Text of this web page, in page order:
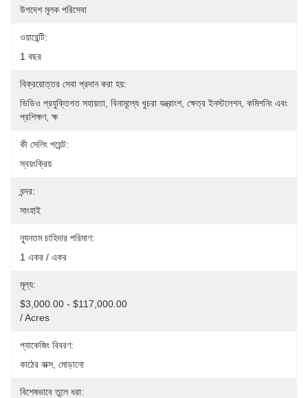
উপদেশ মূলক পরিসেবা
ওয়ারেন্টি:
1 বছর
বিক্রয়োত্তর সেবা প্রদান করা হয়:
ভিডিও প্রযুক্তিগত সহায়তা, বিনামূল্যে খুচরা যন্ত্রাংশ, ক্ষেত্র ইনস্টলেশন, কমিশনিং এবং
প্রশিক্ষণ, ক্ষ
কী সেলিং পয়েন্ট:
স্বয়ংক্রিয়
বন্দর:
সাংহাই
ন্যূনতম চাহিদার পরিমাণ:
1 একর / একর
মূল্য:
$3,000.00 - $117,000.00
/ Acres
প্যাকেজিং বিবরণ:
কাঠের বাক্স, মোড়ানো
বিশেষভাবে তুলে ধরা: